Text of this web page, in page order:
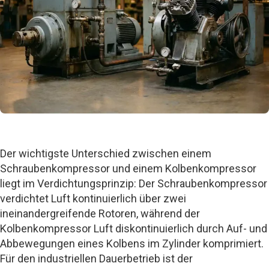
Der wichtigste Unterschied zwischen einem
Schraubenkompressor und einem Kolbenkompressor
liegt im Verdichtungsprinzip: Der Schraubenkompressor
verdichtet Luft kontinuierlich über zwei
ineinandergreifende Rotoren, während der
Kolbenkompressor Luft diskontinuierlich durch Auf- und
Abbewegungen eines Kolbens im Zylinder komprimiert.
Für den industriellen Dauerbetrieb ist der